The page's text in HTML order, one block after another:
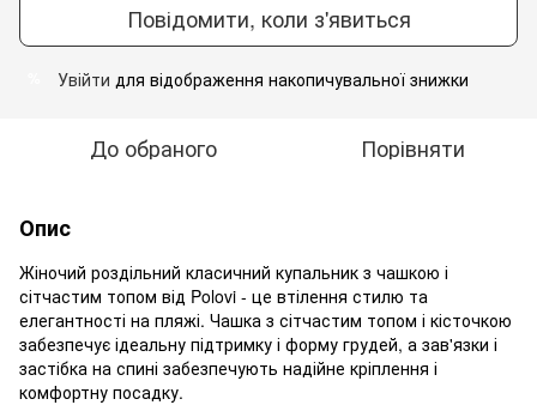
Повідомити, коли з'явиться
Увійти для відображення накопичувальної знижки
До обраного Порівняти
Опис
Жіночий роздільний класичний купальник з чашкою і
сітчастим топом від Polovi - це втілення стилю та
елегантності на пляжі. Чашка з сітчастим топом і кісточкою
забезпечує ідеальну підтримку і форму грудей, а зав'язки і
застібка на спині забезпечують надійне кріплення і
комфортну посадку.